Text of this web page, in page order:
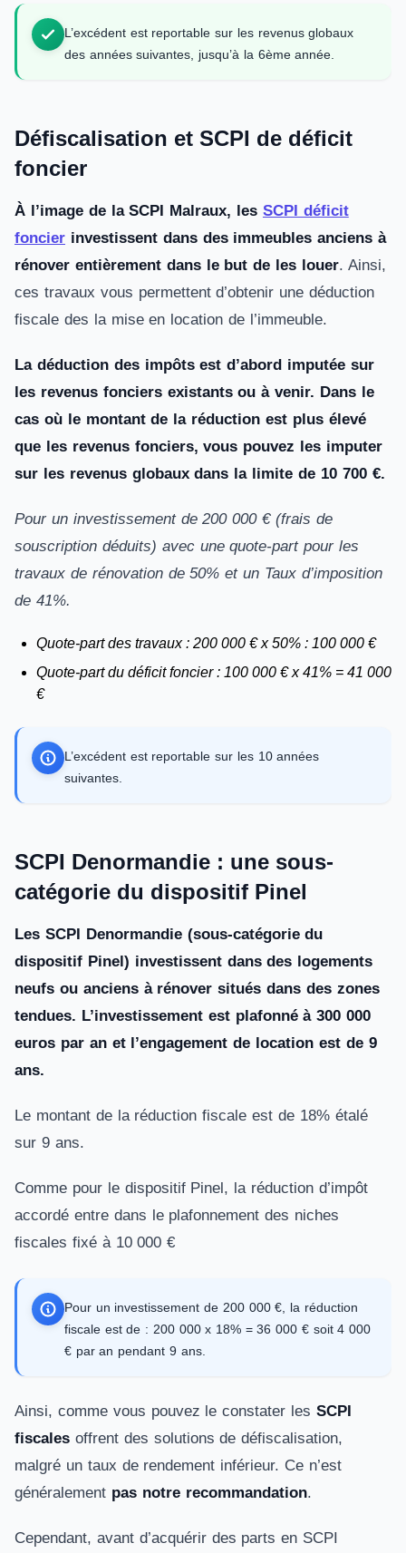
L’excédent est reportable sur les revenus globaux
des années suivantes, jusqu’à la 6ème année.
Défiscalisation et SCPI de déficit
foncier
À l’image de la SCPI Malraux, les SCPI déficit
foncier investissent dans des immeubles anciens à
rénover entièrement dans le but de les louer. Ainsi,
ces travaux vous permettent d’obtenir une déduction
fiscale des la mise en location de l’immeuble.
La déduction des impôts est d’abord imputée sur
les revenus fonciers existants ou à venir. Dans le
cas où le montant de la réduction est plus élevé
que les revenus fonciers, vous pouvez les imputer
sur les revenus globaux dans la limite de 10 700 €.
Pour un investissement de 200 000 € (frais de
souscription déduits) avec une quote-part pour les
travaux de rénovation de 50% et un Taux d’imposition
de 41%.
Quote-part des travaux : 200 000 € x 50% : 100 000 €
Quote-part du déficit foncier : 100 000 € x 41% = 41 000
€
L’excédent est reportable sur les 10 années
suivantes.
SCPI Denormandie : une sous-
catégorie du dispositif Pinel
Les SCPI Denormandie (sous-catégorie du
dispositif Pinel) investissent dans des logements
neufs ou anciens à rénover situés dans des zones
tendues. L’investissement est plafonné à 300 000
euros par an et l’engagement de location est de 9
ans.
Le montant de la réduction fiscale est de 18% étalé
sur 9 ans.
Comme pour le dispositif Pinel, la réduction d’impôt
accordé entre dans le plafonnement des niches
fiscales fixé à 10 000 €
Pour un investissement de 200 000 €, la réduction
fiscale est de : 200 000 x 18% = 36 000 € soit 4 000
€ par an pendant 9 ans.
Ainsi, comme vous pouvez le constater les SCPI
fiscales offrent des solutions de défiscalisation,
malgré un taux de rendement inférieur. Ce n’est
généralement pas notre recommandation.
Cependant, avant d’acquérir des parts en SCPI